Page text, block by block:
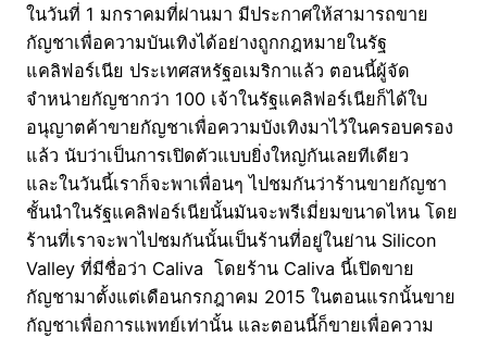
ในวันที่ 1 มกราคมที่ผ่านมา มีประกาศให้สามารถขาย
กัญชาเพื่อความบันเทิงได้อย่างถูกกฎหมายในรัฐ
แคลิฟอร์เนีย ประเทศสหรัฐอเมริกาแล้ว ตอนนี้ผู้จัด
จำหน่ายกัญชากว่า 100 เจ้าในรัฐแคลิฟอร์เนียก็ได้ใบ
อนุญาตค้าขายกัญชาเพื่อความบังเทิงมาไว้ในครอบครอง
แล้ว นับว่าเป็นการเปิดตัวแบบยิ่งใหญ่กันเลยทีเดียว
และในวันนี้เราก็จะพาเพื่อนๆ ไปชมกันว่าร้านขายกัญชา
ชั้นนำในรัฐแคลิฟอร์เนียนั้นมันจะพรีเมี่ยมขนาดไหน โดย
ร้านที่เราจะพาไปชมกันนั้นเป็นร้านที่อยู่ในย่าน Silicon
Valley ที่มีชื่อว่า Caliva โดยร้าน Caliva นี้เปิดขาย
กัญชามาตั้งแต่เดือนกรกฎาคม 2015 ในตอนแรกนั้นขาย
กัญชาเพื่อการแพทย์เท่านั้น และตอนนี้ก็ขายเพื่อความ